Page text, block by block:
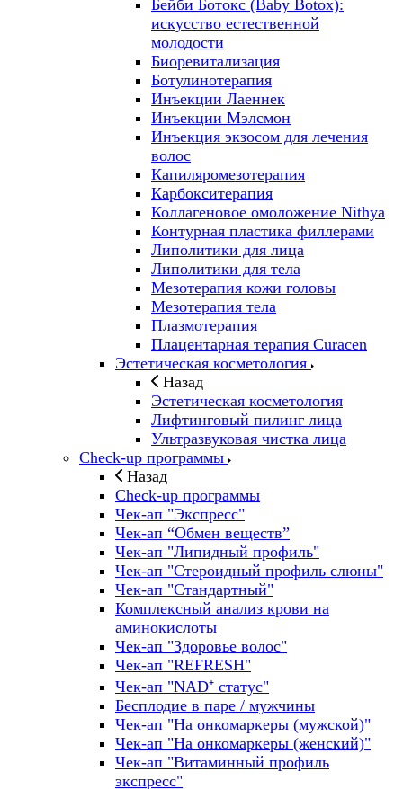
Бейби Ботокс (Baby Botox):
искусство естественной
молодости
Биоревитализация
Ботулинотерапия
Инъекции Лаеннек
Инъекции Мэлсмон
Инъекция экзосом для лечения
волос
Капиляромезотерапия
Карбокситерапия
Коллагеновое омоложение Nithya
Контурная пластика филлерами
Липолитики для лица
Липолитики для тела
Мезотерапия кожи головы
Мезотерапия тела
Плазмотерапия
Плацентарная терапия Curacen
Эстетическая косметология
Назад
Эстетическая косметология
Лифтинговый пилинг лица
Ультразвуковая чистка лица
Check-up программы
Назад
Check-up программы
Чек-ап "Экспресс"
Чек-ап “Обмен веществ”
Чек-ап "Липидный профиль"
Чек-ап "Стероидный профиль слюны"
Чек-ап "Стандартный"
Комплексный анализ крови на
аминокислоты
Чек-ап "Здоровье волос"
Чек-ап "REFRESH"
Чек-ап "NAD⁺ статус"
Бесплодие в паре / мужчины
Чек-ап "На онкомаркеры (мужской)"
Чек-ап "На онкомаркеры (женский)"
Чек-ап "Витаминный профиль
экспресс"